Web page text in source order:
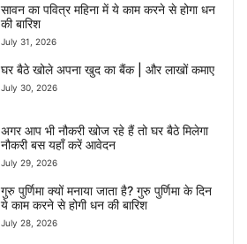
सावन का पवित्र महिना में ये काम करने से होगा धन
की बारिश
July 31, 2026
घर बैठे खोले अपना खुद का बैंक | और लाखों कमाए
July 30, 2026
अगर आप भी नौकरी खोज रहे हैं तो घर बैठे मिलेगा
नौकरी बस यहाँ करें आवेदन
July 29, 2026
गुरु पुर्णिमा क्यों मनाया जाता है? गुरु पुर्णिमा के दिन
ये काम करने से होगी धन की बारिश
July 28, 2026